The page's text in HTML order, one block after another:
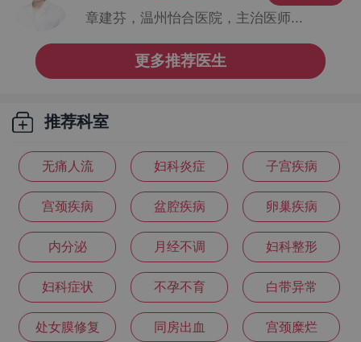
章建芬，温州怡合医院，主治医师...
更多推荐医生
推荐科室
无痛人流 妇科炎症 子宫疾病
宫颈疾病 盆腔疾病 卵巢疾病
内分泌 月经不调 妇科整形
妇科症状 不孕不育 白带异常
处女膜修复 同房出血 宫颈糜烂
温州妇科医院排名
温州妇科医院哪家好